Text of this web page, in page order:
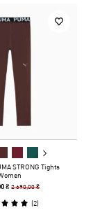
STRONG Tights
₴2 690,00 ₴
(2)